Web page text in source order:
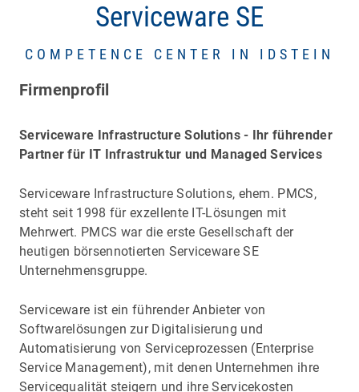
Serviceware SE
COMPETENCE CENTER IN IDSTEIN
Firmenprofil
Serviceware Infrastructure Solutions - Ihr führender
Partner für IT Infrastruktur und Managed Services
Serviceware Infrastructure Solutions, ehem. PMCS,
steht seit 1998 für exzellente IT-Lösungen mit
Mehrwert. PMCS war die erste Gesellschaft der
heutigen börsennotierten Serviceware SE
Unternehmensgruppe.
Serviceware ist ein führender Anbieter von
Softwarelösungen zur Digitalisierung und
Automatisierung von Serviceprozessen (Enterprise
Service Management), mit denen Unternehmen ihre
Servicequalität steigern und ihre Servicekosten